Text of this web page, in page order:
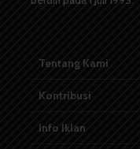
Tentang Kami
Kontribusi
Info Iklan